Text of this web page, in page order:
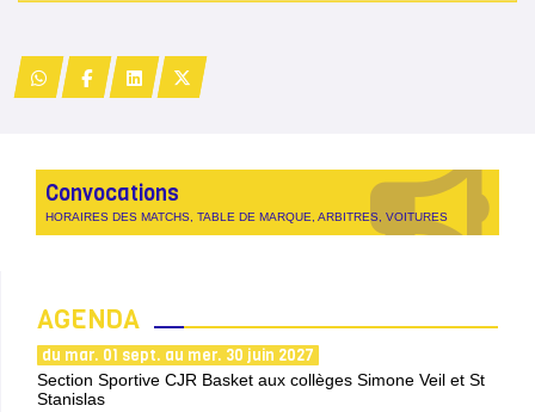
Convocations
HORAIRES DES MATCHS, TABLE DE MARQUE, ARBITRES, VOITURES
AGENDA
du mar. 01 sept. au mer. 30 juin 2027
Section Sportive CJR Basket aux collèges Simone Veil et St
Stanislas